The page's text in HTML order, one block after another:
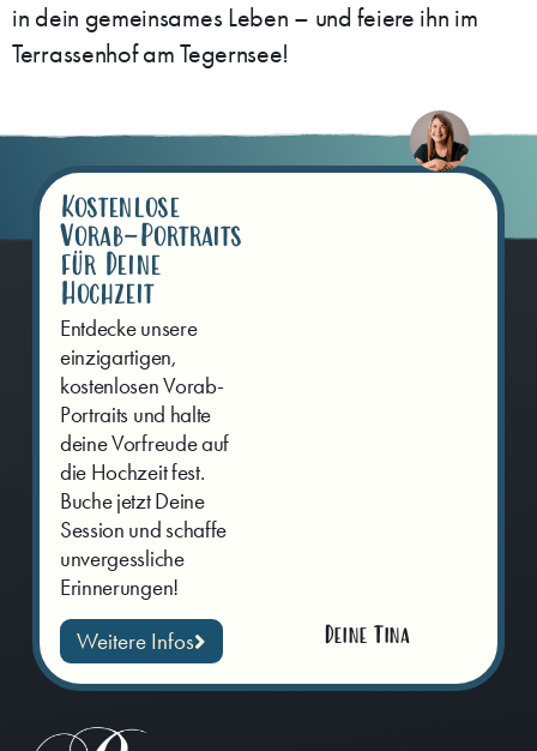
in dein gemeinsames Leben – und feiere ihn im
Terrassenhof am Tegernsee!
Kostenlose
Vorab-Portraits
für Deine
Hochzeit
Entdecke unsere
einzigartigen,
kostenlosen Vorab-
Portraits und halte
deine Vorfreude auf
die Hochzeit fest.
Buche jetzt Deine
Session und schaffe
unvergessliche
Erinnerungen!
Weitere Infos
Deine Tina